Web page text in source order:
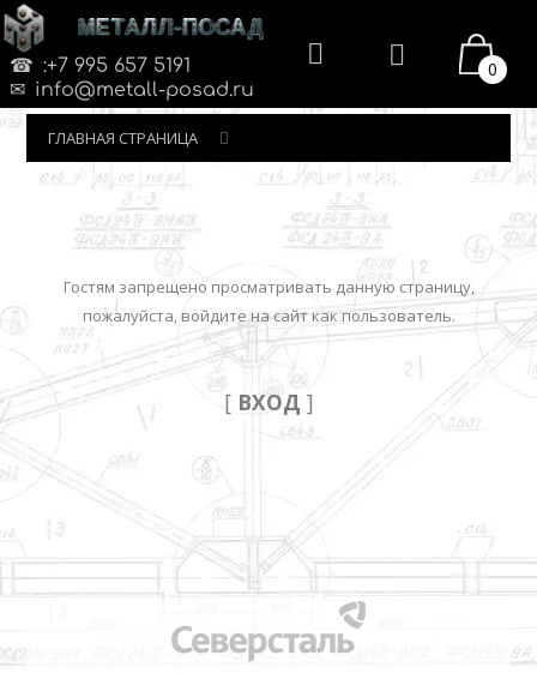
МЕТАЛЛ-ПОСАД
:+7 995 657 5191
info@metall-posad.ru
0
ГЛАВНАЯ СТРАНИЦА
Гостям запрещено просматривать данную страницу,
пожалуйста, войдите на сайт как пользователь.
[ ВХОД ]